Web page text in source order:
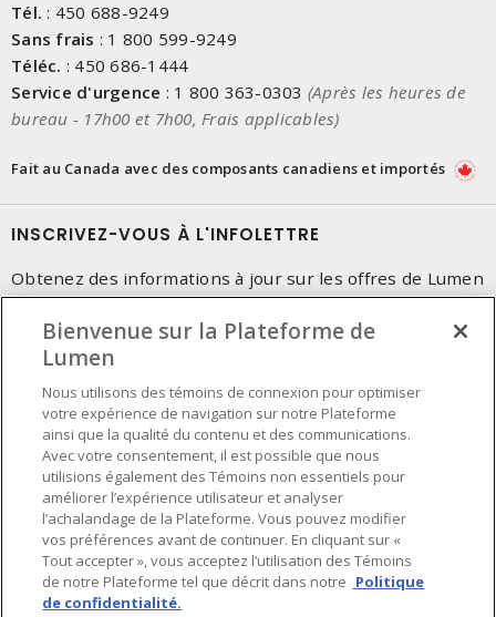
Tél. : 450 688-9249
Sans frais : 1 800 599-9249
Téléc. : 450 686-1444
Service d'urgence : 1 800 363-0303 (Après les heures de
bureau - 17h00 et 7h00, Frais applicables)
Fait au Canada avec des composants canadiens et importés
INSCRIVEZ-VOUS À L'INFOLETTRE
Obtenez des informations à jour sur les offres de Lumen
Préférences en matière de cookies
Bienvenue sur la Plateforme de
Lumen
Nous utilisons des témoins de connexion pour optimiser
votre expérience de navigation sur notre Plateforme
ainsi que la qualité du contenu et des communications.
Avec votre consentement, il est possible que nous
utilisions également des Témoins non essentiels pour
améliorer l’expérience utilisateur et analyser
l’achalandage de la Plateforme. Vous pouvez modifier
vos préférences avant de continuer. En cliquant sur «
Tout accepter », vous acceptez l’utilisation des Témoins
de notre Plateforme tel que décrit dans notre Politique
de confidentialité.